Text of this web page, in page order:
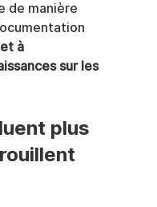
de manière
à
sur les
plus